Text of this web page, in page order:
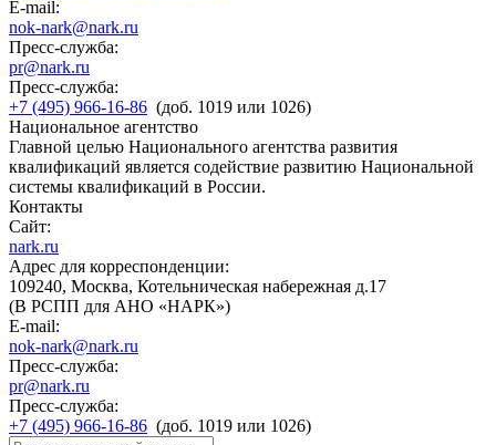
E-mail:
nok-nark@nark.ru
Пресс-служба:
pr@nark.ru
Пресс-служба:
+7 (495) 966-16-86 (доб. 1019 или 1026)
Национальное агентство
Главной целью Национального агентства развития
квалификаций является содействие развитию Национальной
системы квалификаций в России.
Контакты
Сайт:
nark.ru
Адрес для корреспонденции:
109240, Москва, Котельническая набережная д.17
(В РСПП для АНО «НАРК»)
E-mail:
nok-nark@nark.ru
Пресс-служба:
pr@nark.ru
Пресс-служба:
+7 (495) 966-16-86 (доб. 1019 или 1026)